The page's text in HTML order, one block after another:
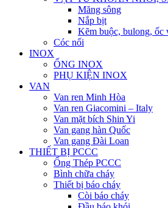
Măng sông
Nắp bịt
Kẽm buộc, bulong, ốc
Cóc nối
INOX
ỐNG INOX
PHỤ KIỆN INOX
VAN
Van ren Minh Hòa
Van ren Giacomini – Italy
Van mặt bích Shin Yi
Van gang hàn Quốc
Van gang Đài Loan
THIẾT BỊ PCCC
Ống Thép PCCC
Bình chữa cháy
Thiết bị báo cháy
Còi báo cháy